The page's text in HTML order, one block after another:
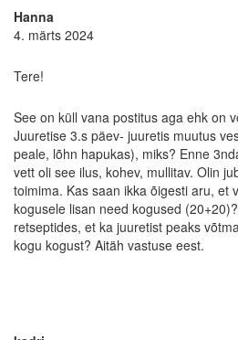
Hanna
4. märts 2024
Tere!
See on küll vana postitus aga ehk on
Juuretise 3.s päev- juuretis muutus
peale, lõhn hapukas), miks? Enne
vett oli see ilus, kohev, mullitav. Olin
toimima. Kas saan ikka õigesti aru, et
kogusele lisan need kogused
retseptides, et ka juuretist peaks
kogu kogust? Aitäh vastuse eest.